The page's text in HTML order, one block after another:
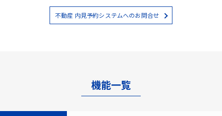
不動産 内見予約システムへのお問合せ
機能一覧